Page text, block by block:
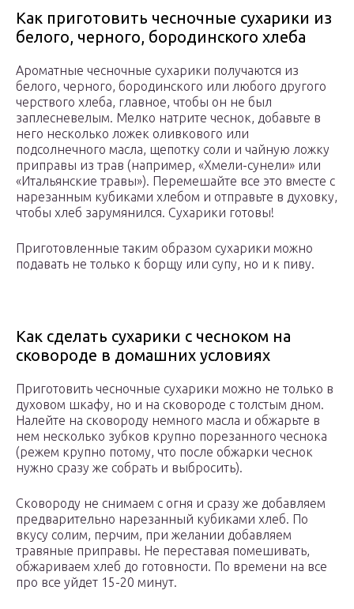
Как приготовить чесночные сухарики из
белого, черного, бородинского хлеба
Ароматные чесночные сухарики получаются из
белого, черного, бородинского или любого другого
черствого хлеба, главное, чтобы он не был
заплесневелым. Мелко натрите чеснок, добавьте в
него несколько ложек оливкового или
подсолнечного масла, щепотку соли и чайную ложку
приправы из трав (например, «Хмели-сунели» или
«Итальянские травы»). Перемешайте все это вместе с
нарезанным кубиками хлебом и отправьте в духовку,
чтобы хлеб зарумянился. Сухарики готовы!
Приготовленные таким образом сухарики можно
подавать не только к борщу или супу, но и к пиву.
Как сделать сухарики с чесноком на
сковороде в домашних условиях
Приготовить чесночные сухарики можно не только в
духовом шкафу, но и на сковороде с толстым дном.
Налейте на сковороду немного масла и обжарьте в
нем несколько зубков крупно порезанного чеснока
(режем крупно потому, что после обжарки чеснок
нужно сразу же собрать и выбросить).
Сковороду не снимаем с огня и сразу же добавляем
предварительно нарезанный кубиками хлеб. По
вкусу солим, перчим, при желании добавляем
травяные приправы. Не переставая помешивать,
обжариваем хлеб до готовности. По времени на все
про все уйдет 15-20 минут.